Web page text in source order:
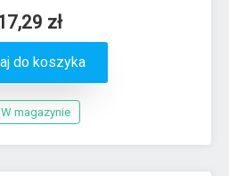
zł
do koszyka
W magazynie